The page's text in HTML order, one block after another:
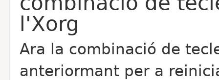
l'Xorg
Ara la combinació de
anteriormant per a